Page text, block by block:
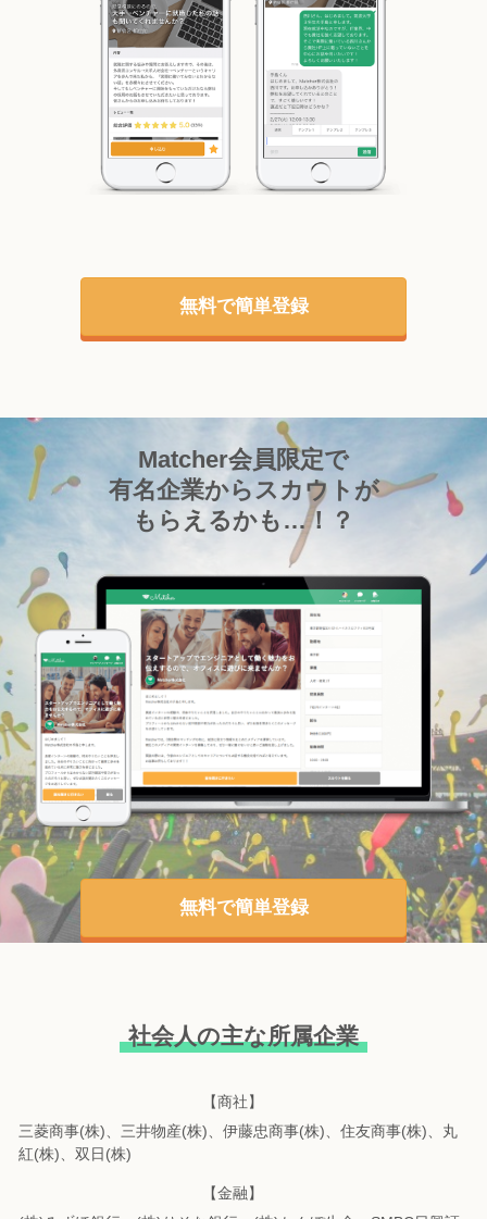
無料で簡単登録
Matcher会員限定で
有名企業からスカウトが
もらえるかも…！？
無料で簡単登録
社会人の主な所属企業
【商社】
三菱商事(株)、三井物産(株)、伊藤忠商事(株)、住友商事(株)、丸
紅(株)、双日(株)
【金融】